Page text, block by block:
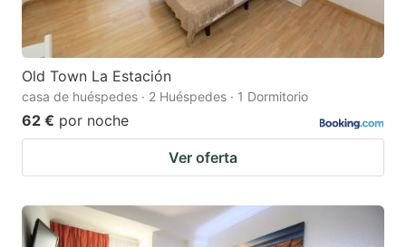
Old Town La Estación
casa de huéspedes · 2 Huéspedes · 1 Dormitorio
62 € por noche
Ver oferta